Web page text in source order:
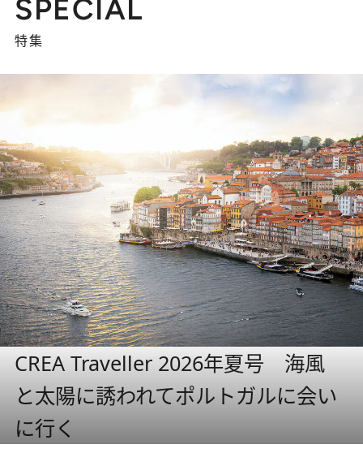
SPECIAL
特集
CREA Traveller 2026年夏号 海風
と太陽に誘われてポルトガルに会い
に行く